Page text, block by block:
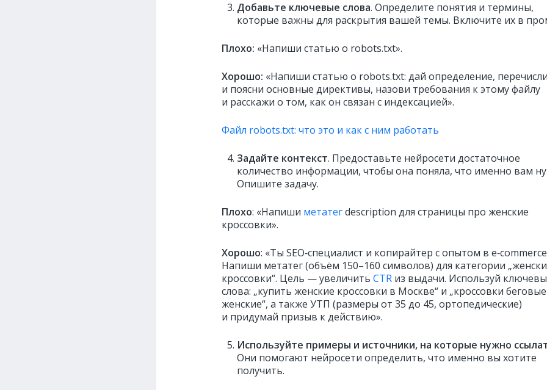
Добавьте ключевые слова. Определите понятия и термины,
которые важны для раскрытия вашей темы. Включите их в
Плохо: «Напиши статью о robots.txt».
Хорошо: «Напиши статью о robots.txt: дай определение, перечисли
и поясни основные директивы, назови требования к этому файлу
и расскажи о том, как он связан с индексацией».
Файл robots.txt: что это и как с ним работать
Задайте контекст. Предоставьте нейросети достаточное
количество информации, чтобы она поняла, что именно вам
Опишите задачу.
Плохо: «Напиши метатегdescription для страницы про женские
кроссовки».
Хорошо: «Ты SEO‑специалист и копирайтер с опытом в
Напиши метатег (объём 150–160 символов) для категории
кроссовки“. Цель — увеличить CTR из выдачи. Используй
слова: „купить женские кроссовки в Москве“ и „кроссовки беговые
женские“, а также УТП (размеры от 35 до 45, ортопедические)
и придумай призыв к действию».
Используйте примеры и источники, на которые нужно
Они помогают нейросети определить, что именно вы хотите
получить.